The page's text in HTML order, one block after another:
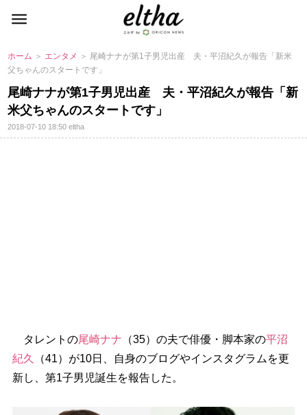
ホーム ＞ エンタメ ＞ 尾崎ナナが第1子男児出産 夫・平沼紀久が報告「新米
父ちゃんのスタートです」
尾崎ナナが第1子男児出産 夫・平沼紀久が報告「新
米父ちゃんのスタートです」
2018-07-10 18:50eltha
タレントの尾崎ナナ （35）の夫で俳優・脚本家の平沼
紀久
（41）が10日、自身のブログやインスタグラムを更
新し、第1子男児誕生を報告した。